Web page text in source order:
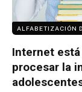
ALFABETIZACIÓN
Internet
procesar la